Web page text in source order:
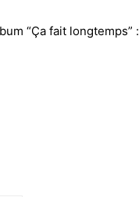
“Ça fait longtemps” :